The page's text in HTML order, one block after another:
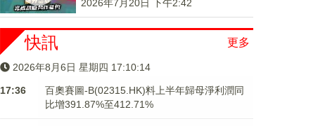
2026年7月20日 下午2:42
更多
快訊
2026年8月6日 星期四 17:10:14
17:36
百奧賽圖-B(02315.HK)料上半年歸母淨利潤同
比增391.87%至412.71%